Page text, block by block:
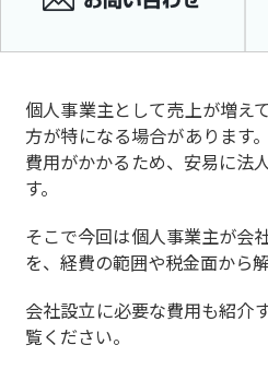
個人事業主として売上が増え
方が特になる場合があります
費用がかかるため、安易に法
す。
そこで今回は個人事業主が会
を、経費の範囲や税金面から
会社設立に必要な費用も紹介
覧ください。